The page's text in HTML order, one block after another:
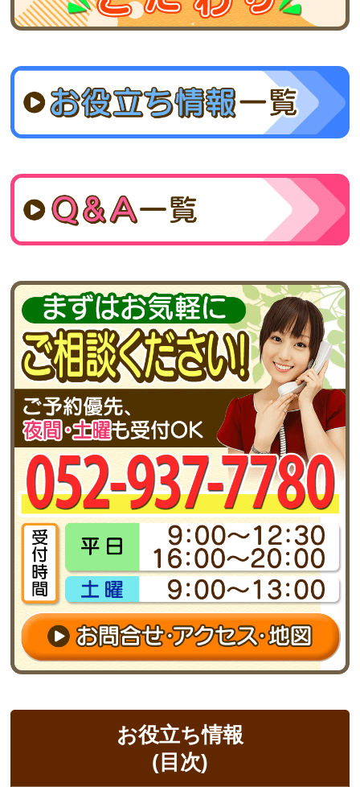
お役立ち情報
(目次)